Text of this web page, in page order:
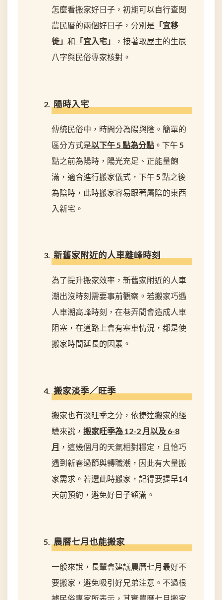
怎麼看搬家好日子，初期可以自行查閱
農民曆的兩個好日子，分別是 「宜移
徙」 和 「宜入宅」
，接著取屋主的生辰
八字與民俗專家核對。
陽時入宅
傳統民俗中，時間分為陽與陰。簡單的
區分方式是以下午 5 點為分點。下午 5
點之前為陽時，陽光充足、正能量飽
滿，適合進行搬家儀式，下午 5 點之後
為陰時，此時搬家容易跟著屬陰的東西
入新宅。
新舊家附近的人車離峰時刻
為了提升搬家效率，新舊家附近的人車
潮出沒時刻需要事前觀察。若搬家巧遇
人車潮高峰時刻，在巷弄間會造成人車
阻塞，在道路上會有塞車情況，都是使
搬家時間延長的因素。
搬家淡季／旺季
搬家也有淡旺季之分，依捷達搬家的經
驗來說， 搬家旺季為 12-2 月以及 6-8
月 ，這幾個月的天氣相對穩定，且恰巧
遇到新春過節與轉職潮，因此有大量搬
家需求。若選此時搬家，記得要提早14
天前預約，避免好日子額滿。
農曆七月也能搬家
一般來說，長輩會建議農曆七月最好不
要搬家，避免吸引好兄弟注意。不過根
據民俗專家所表示，其實農曆七月搬家